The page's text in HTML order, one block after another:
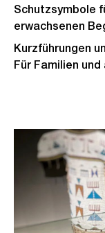
Schutzsymbole
erwachsenen
Kurzführungen
Für Familien und